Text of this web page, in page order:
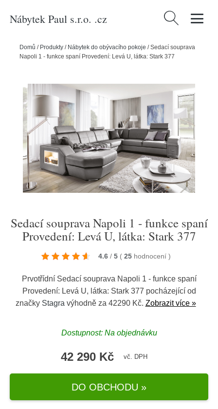
Nábytek Paul s.r.o. .cz Vyhledávání
Domů / Produkty / Nábytek do obývacího pokoje /Sedací souprava
Napoli 1 - funkce spaní Provedení: Levá U, látka: Stark 377
Sedací souprava Napoli 1 - funkce spaní
Provedení: Levá U, látka: Stark 377
4.6 / 5 ( 25 hodnocení )
Prvotřídní Sedací souprava Napoli 1 - funkce spaní
Provedení: Levá U, látka: Stark 377 pocházející od
značky Stagra výhodně za 42290 Kč. Zobrazit více »
Dostupnost: Na objednávku
42 290 Kč vč. DPH
DO OBCHODU »